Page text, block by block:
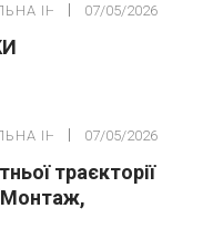
ІНЖЕНЕРІЯ07/05/2026
ІНЖЕНЕРІЯ07/05/2026
траєкторії